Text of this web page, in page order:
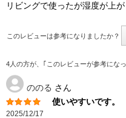
リビングで使ったが湿度が上が
このレビューは参考になりましたか？
4人の方が、｢このレビューが参考にな
ののる さん
使いやすいです。
2025/12/17